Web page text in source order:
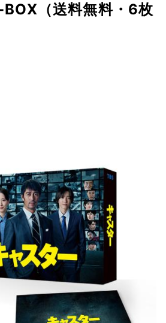
（送料無料・6枚